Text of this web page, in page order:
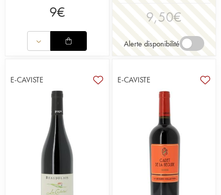
9€ 9,50€
Alerte disponibilité
E-CAVISTE E-CAVISTE